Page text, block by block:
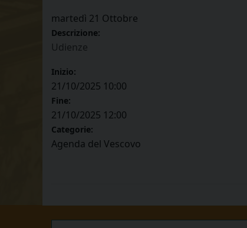
martedì 21 Ottobre
Descrizione:
Udienze
Inizio:
21/10/2025 10:00
Fine:
21/10/2025 12:00
Categorie:
Agenda del Vescovo